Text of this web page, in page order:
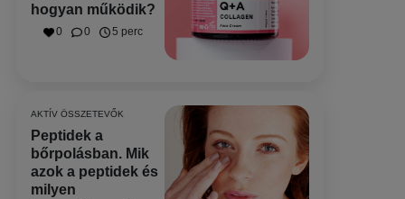
hogyan működik?
0 0 5 perc
AKTÍV ÖSSZETEVŐK
Peptidek a
bőrpolásban. Mik
azok a peptidek és
milyen